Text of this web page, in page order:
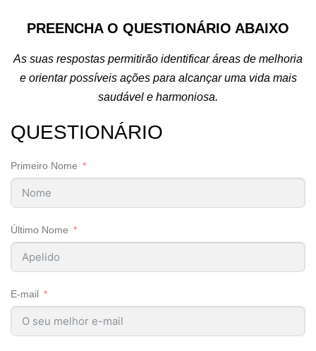
PREENCHA O QUESTIONÁRIO ABAIXO
As suas respostas permitirão identificar áreas de melhoria
e orientar possíveis ações para alcançar uma vida mais
saudável e harmoniosa.
QUESTIONÁRIO
Primeiro Nome
Último Nome
E-mail